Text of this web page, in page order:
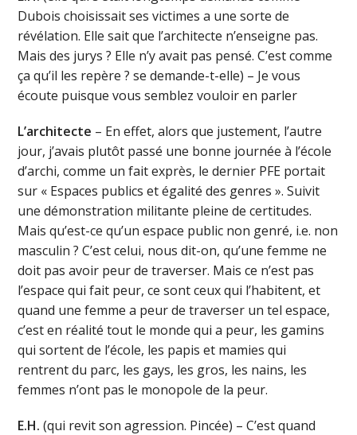
Dubois choisissait ses victimes a une sorte de
révélation. Elle sait que l’architecte n’enseigne pas.
Mais des jurys ? Elle n’y avait pas pensé. C’est comme
ça qu’il les repère ? se demande-t-elle) – Je vous
écoute puisque vous semblez vouloir en parler
L’architecte – En effet, alors que justement, l’autre
jour, j’avais plutôt passé une bonne journée à l’école
d’archi, comme un fait exprès, le dernier PFE portait
sur « Espaces publics et égalité des genres ». Suivit
une démonstration militante pleine de certitudes.
Mais qu’est-ce qu’un espace public non genré, i.e. non
masculin ? C’est celui, nous dit-on, qu’une femme ne
doit pas avoir peur de traverser. Mais ce n’est pas
l’espace qui fait peur, ce sont ceux qui l’habitent, et
quand une femme a peur de traverser un tel espace,
c’est en réalité tout le monde qui a peur, les gamins
qui sortent de l’école, les papis et mamies qui
rentrent du parc, les gays, les gros, les nains, les
femmes n’ont pas le monopole de la peur.
E.H. (qui revit son agression. Pincée) – C’est quand